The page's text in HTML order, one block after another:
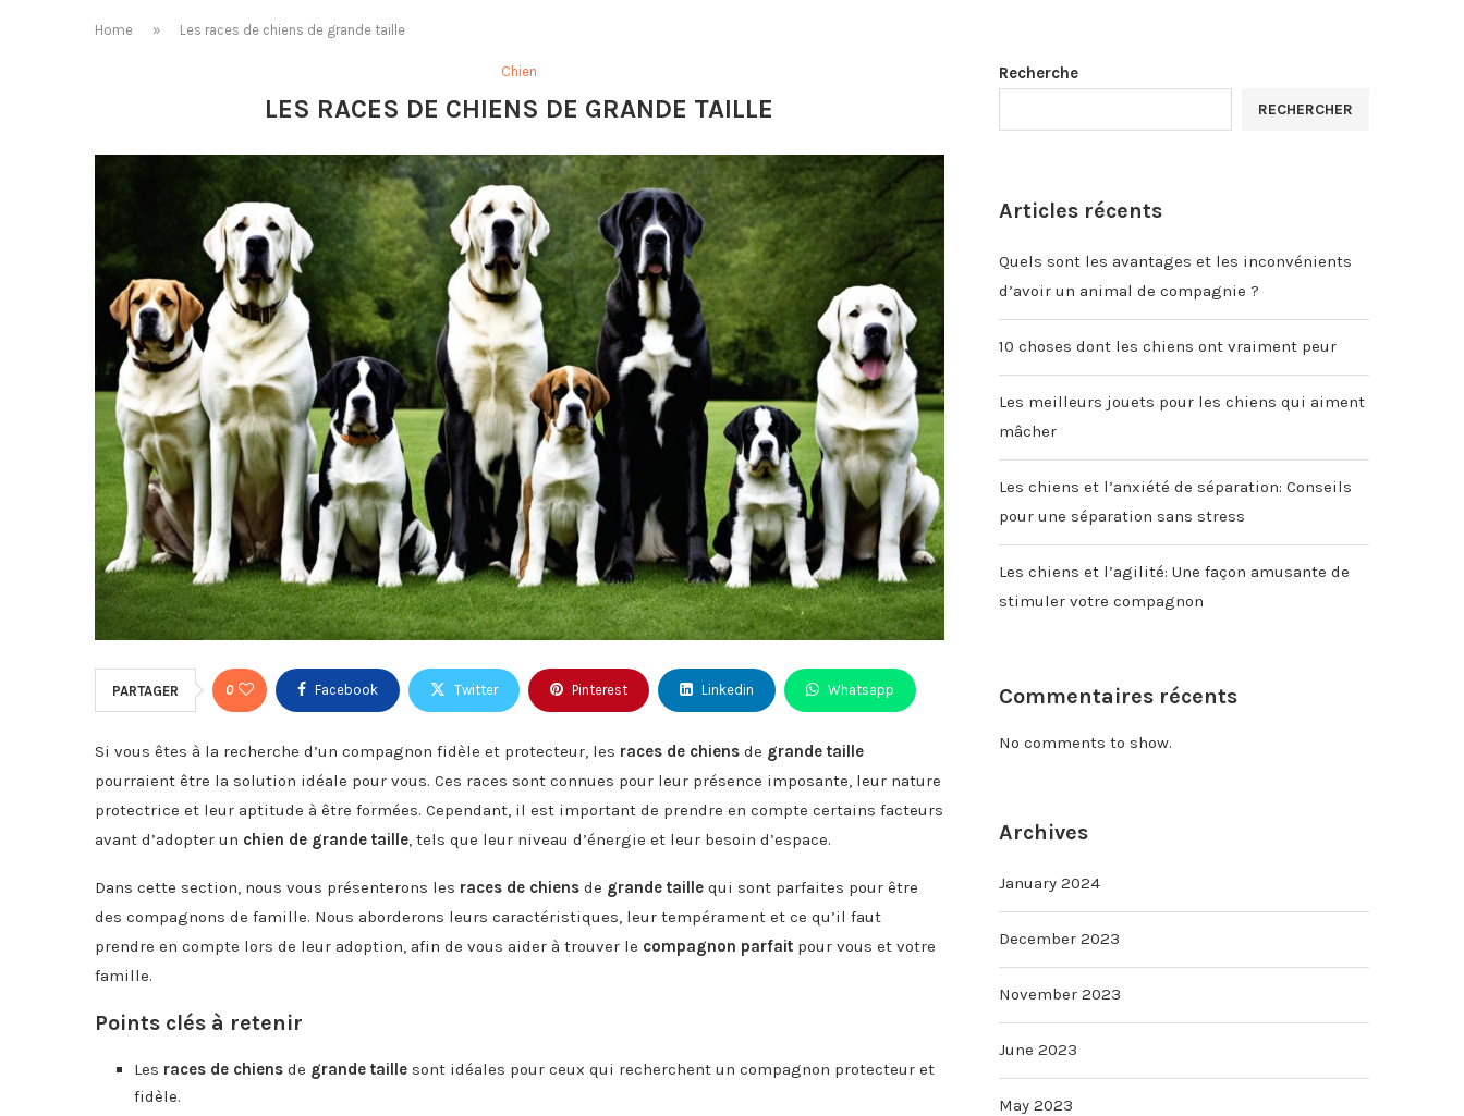
Home » Les races de chiens de grande taille
Chien
LES RACES DE CHIENS DE GRANDE TAILLE
PARTAGER 0 Facebook Twitter Pinterest Linkedin Whatsapp
Si vous êtes à la recherche d’un compagnon fidèle et protecteur, les races de chiens de grande taille
pourraient être la solution idéale pour vous. Ces races sont connues pour leur présence imposante, leur nature
protectrice et leur aptitude à être formées. Cependant, il est important de prendre en compte certains facteurs
avant d’adopter un chien de grande taille, tels que leur niveau d’énergie et leur besoin d’espace.
Dans cette section, nous vous présenterons les races de chiens de grande taille qui sont parfaites pour être
des compagnons de famille. Nous aborderons leurs caractéristiques, leur tempérament et ce qu’il faut
prendre en compte lors de leur adoption, afin de vous aider à trouver le compagnon parfait pour vous et votre
famille.
Points clés à retenir
Les races de chiens de grande taille sont idéales pour ceux qui recherchent un compagnon protecteur et
fidèle.
Recherche
RECHERCHER
Articles récents
Quels sont les avantages et les inconvénients
d’avoir un animal de compagnie ?
10 choses dont les chiens ont vraiment peur
Les meilleurs jouets pour les chiens qui aiment
mâcher
Les chiens et l’anxiété de séparation: Conseils
pour une séparation sans stress
Les chiens et l’agilité: Une façon amusante de
stimuler votre compagnon
Commentaires récents
No comments to show.
Archives
January 2024
December 2023
November 2023
June 2023
May 2023